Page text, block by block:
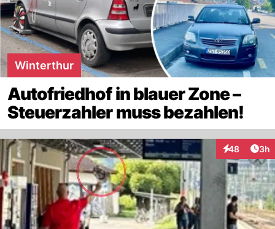
Winterthur
Autofriedhof in blauer Zone –
Steuerzahler muss bezahlen!
48
Interaktionen
3h